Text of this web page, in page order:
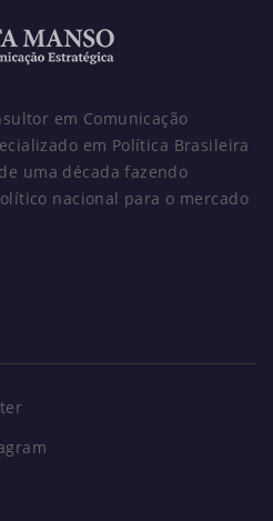
em Comunicação
em Política Brasileira
uma década fazendo
nacional para o mercado